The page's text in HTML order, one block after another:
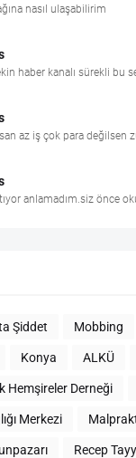
nasıl ulaşabilirim
haber kanalı sürekli bu
az iş çok para değilsen
anlamadım.siz önce
Şiddet Mobbing
Konya ALKÜ
Hemşireler Derneği
Merkezi
Recep